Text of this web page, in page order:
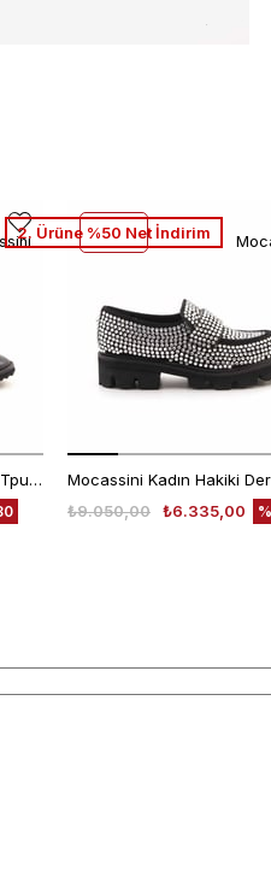
Mocassini Kadın Hakiki Deri Tpu Taban Siyah Günlük Ayakkabı
₺6.335,00
₺9.050,00
2. Ürüne %50 Net İndirim